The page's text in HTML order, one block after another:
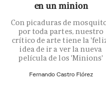
en un minion
Con picaduras de
por toda partes, nuestro
crítico de arte tiene la
idea de ir a ver la nueva
película de los 'Minions'
Fernando Castro Flórez